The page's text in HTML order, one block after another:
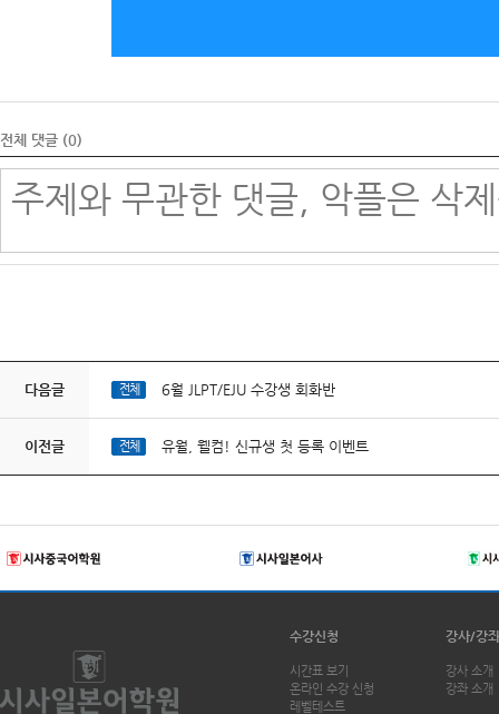
전체 댓글 (0)
다음글 전체 6월 JLPT/EJU 수강생 회화반
이전글 전체 유월, 웰컴! 신규생 첫 등록 이벤트
수강신청
시간표 보기
온라인 수강 신청
레벨테스트
강사/강좌
강사 소개
강좌 소개